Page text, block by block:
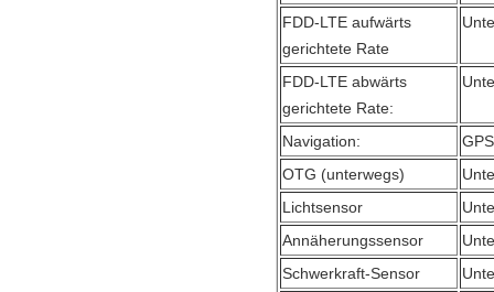
FDD-LTE aufwärts
gerichtete Rate
FDD-LTE abwärts
gerichtete Rate:
Navigation:
OTG (unterwegs)
Lichtsensor
Annäherungssensor
Schwerkraft-Sensor